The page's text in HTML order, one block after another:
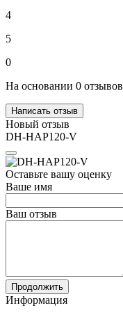
4
5
0
На основании 0 отзывов
Написать отзыв
Новый отзыв
DH-HAP120-V
Оставьте вашу оценку
Ваше имя
Ваш отзыв
Продолжить
Информация